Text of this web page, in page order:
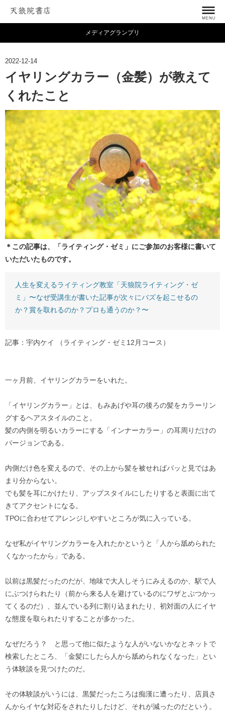
メディアグランプリ
2022-12-14
イヤリングカラー（金髪）が教えて
くれたこと
＊この記事は、「ライティング・ゼミ」にご参加のお客様に書いて
いただいたものです。
人生を変えるライティング教室「天狼院ライティング・ゼ
ミ」〜なぜ受講生が書いた記事が次々にバズを起こせるの
か？賞を取れるのか？プロも通うのか？〜
記事：宇内ケイ （ライティング・ゼミ12月コース）
一ヶ月前、イヤリングカラーをいれた。
「イヤリングカラー」とは、もみあげや耳の後ろの髪をカラーリン
グするヘアスタイルのこと。
髪の内側を明るいカラーにする「インナーカラー」の耳周りだけの
バージョンである。
内側だけ色を変えるので、その上から髪を被せればパッと見ではあ
まり分からない。
でも髪を耳にかけたり、アップスタイルにしたりすると表面に出て
きてアクセントになる。
TPOに合わせてアレンジしやすいところが気に入っている。
なぜ私がイヤリングカラーを入れたかというと「人から舐められた
くなかったから」である。
以前は黒髪だったのだが、地味で大人しそうにみえるのか、駅で人
にぶつけられたり（前から来る人を避けているのにワザとぶつかっ
てくるのだ）、並んでいる列に割り込まれたり、初対面の人にイヤ
な態度を取られたりすることが多かった。
なぜだろう？ と思って他に似たような人がいないかなとネットで
検索したところ、「金髪にしたら人から舐められなくなった」とい
う体験談を見つけたのだ。
その体験談がいうには、黒髪だったころは痴漢に遭ったり、店員さ
んからイヤな対応をされたりしたけど、それが減ったのだという。